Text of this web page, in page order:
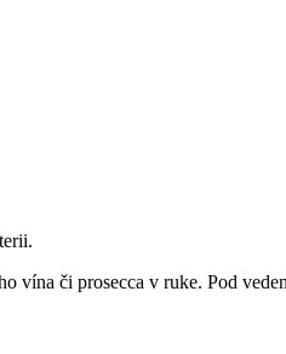
či prosecca v ruke. Pod